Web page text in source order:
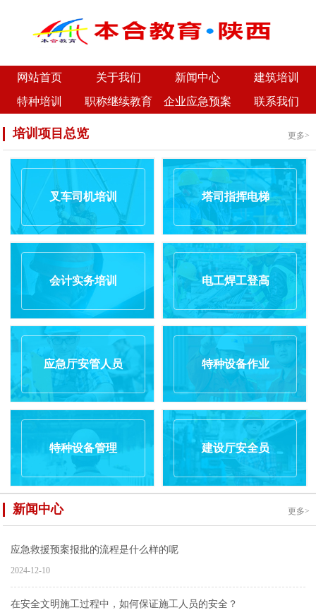
网站首页 关于我们 新闻中心
建筑培训
特种培训
职称继续教育 企业应急预案 联系我们
培训项目总览 更多>
叉车司机培训 塔司指挥电梯
会计实务培训 电工焊工登高
应急厅安管人员 特种设备作业
特种设备管理 建设厅安全员
新闻中心 更多>
应急救援预案报批的流程是什么样的呢
2024-12-10
在安全文明施工过程中，如何保证施工人员的安全？